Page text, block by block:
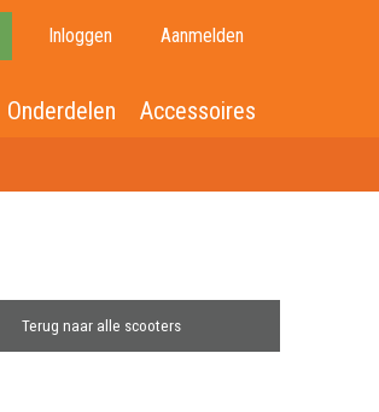
Inloggen Aanmelden
Onderdelen Accessoires
Terug naar alle scooters